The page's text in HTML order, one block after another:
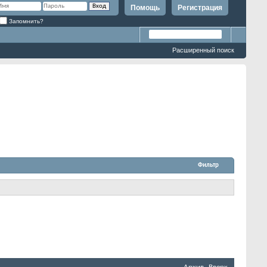
Регистрация
Помощь
Запомнить?
Расширенный поиск
Фильтр